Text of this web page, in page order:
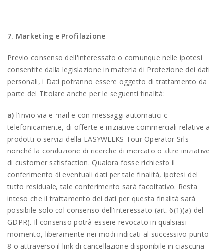
7. Marketing e Profilazione
Previo consenso dell'interessato o comunque nelle ipotesi
consentite dalla legislazione in materia di Protezione dei dati
personali, i Dati potranno essere oggetto di trattamento da
parte del Titolare anche per le seguenti finalità:
a) l'invio via e-mail e con messaggi automatici o
telefonicamente, di offerte e iniziative commerciali relative a
prodotti o servizi della EASYWEEKS Tour Operator Srls
nonché la conduzione di ricerche di mercato o altre iniziative
di customer satisfaction. Qualora fosse richiesto il
conferimento di eventuali dati per tale finalità, ipotesi del
tutto residuale, tale conferimento sarà facoltativo. Resta
inteso che il trattamento dei dati per questa finalità sarà
possibile solo col consenso dell'interessato (art. 6(1)(a) del
GDPR). Il consenso potrà essere revocato in qualsiasi
momento, liberamente nei modi indicati al successivo punto
8 o attraverso il link di cancellazione disponibile in ciascuna